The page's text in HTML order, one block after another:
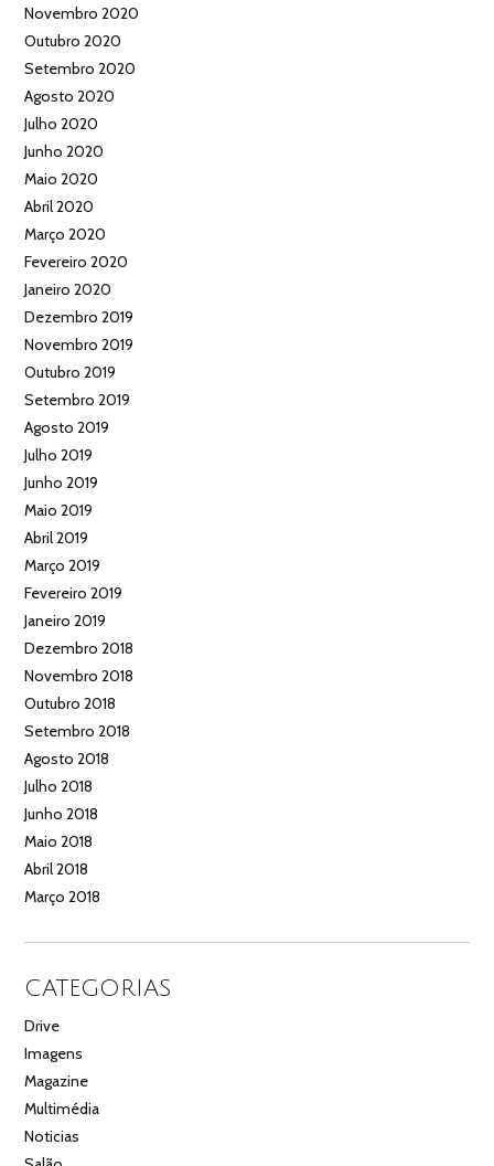
Novembro 2020
Outubro 2020
Setembro 2020
Agosto 2020
Julho 2020
Junho 2020
Maio 2020
Abril 2020
Março 2020
Fevereiro 2020
Janeiro 2020
Dezembro 2019
Novembro 2019
Outubro 2019
Setembro 2019
Agosto 2019
Julho 2019
Junho 2019
Maio 2019
Abril 2019
Março 2019
Fevereiro 2019
Janeiro 2019
Dezembro 2018
Novembro 2018
Outubro 2018
Setembro 2018
Agosto 2018
Julho 2018
Junho 2018
Maio 2018
Abril 2018
Março 2018
CATEGORIAS
Drive
Imagens
Magazine
Multimédia
Noticias